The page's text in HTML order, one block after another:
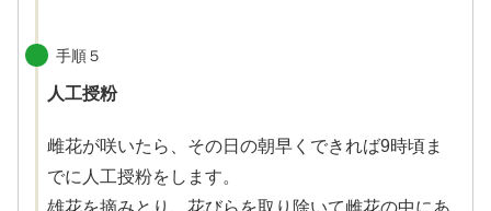
手順５
人工授粉
雌花が咲いたら、その日の朝早くできれば9時頃ま
でに人工授粉をします。
雄花を摘みとり、花びらを取り除いて雌花の中にあ
Facebook